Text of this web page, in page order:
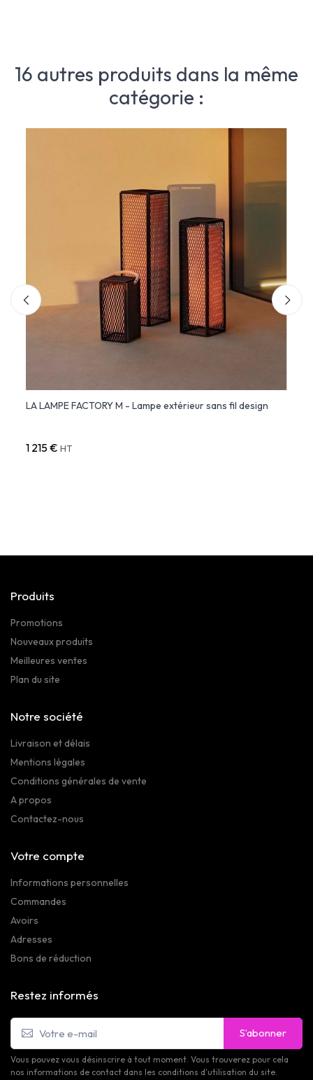
16 autres produits dans la même
catégorie :
LA LAMPE FACTORY M - Lampe extérieur sans fil design
1 215 € HT
Produits
Promotions
Nouveaux produits
Meilleures ventes
Plan du site
Notre société
Livraison et délais
Mentions légales
Conditions générales de vente
A propos
Contactez-nous
Votre compte
Informations personnelles
Commandes
Avoirs
Adresses
Bons de réduction
Restez informés
S’abonner
Vous pouvez vous désinscrire à tout moment. Vous trouverez pour cela
nos informations de contact dans les conditions d'utilisation du site.